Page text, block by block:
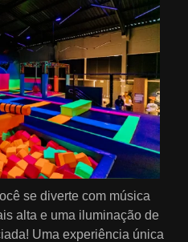
se diverte com música
alta e uma iluminação de
Uma experiência única